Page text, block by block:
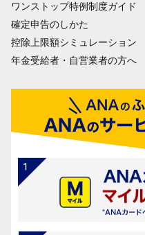
ワンストップ特例制度ガイド
確定申告のしかた
控除上限額シミュレーション
年金受給者・自営業者の方へ